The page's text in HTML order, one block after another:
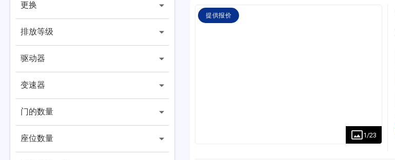
更换
排放等级
驱动器
变速器
门的数量
座位数量
提供报价
1 /23